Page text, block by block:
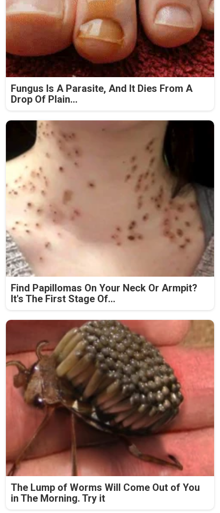
Fungus Is A Parasite, And It Dies From A
Drop Of Plain...
Find Papillomas On Your Neck Or Armpit?
It's The First Stage Of...
The Lump of Worms Will Come Out of You
in The Morning. Try it